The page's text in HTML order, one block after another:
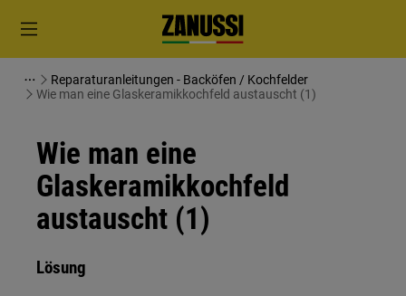
Reparaturanleitungen - Backöfen / Kochfelder
Wie man eine Glaskeramikkochfeld austauscht (1)
Wie man eine
Glaskeramikkochfeld
austauscht (1)
Lösung